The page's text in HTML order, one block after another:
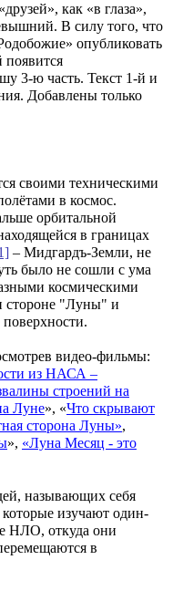
и
Видео
как «в глаза»,
В силу того, что
опубликовать
появится
3-ю часть. Текст 1-й и
Добавлены только
своими техническими
в космос.
орбитальной
в границах
– Мидгардъ-Земли, не
было не сошли с ума
космическими
стороне "Луны" и
видео-фильмы:
из НАСА –
строений на
Луне», «Что скрывают
сторона Луны»,
», «Луна Месяц - это
называющих себя
изучают один-
НЛО, откуда они
в